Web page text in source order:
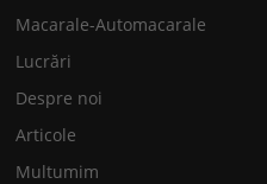
Macarale-Automacarale
Lucrări
Despre noi
Articole
Multumim